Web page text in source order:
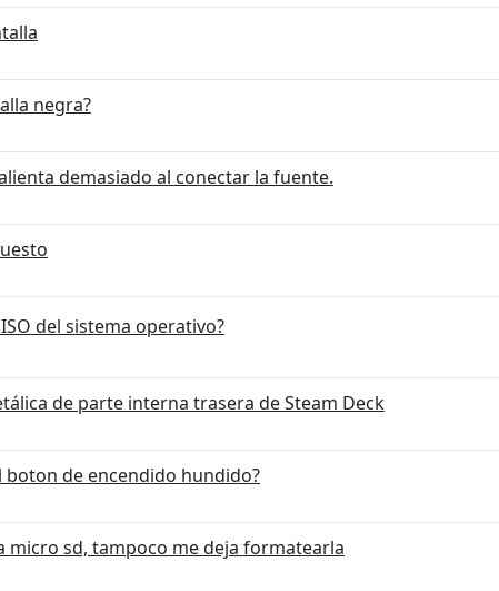
negra?
demasiado al conectar la fuente.
del sistema operativo?
de parte interna trasera de Steam Deck
de encendido hundido?
micro sd, tampoco me deja formatearla